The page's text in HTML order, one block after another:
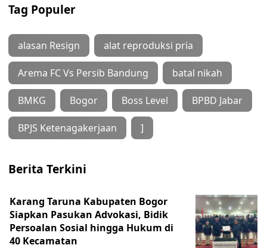
Tag Populer
alasan Resign alat reproduksi pria
Arema FC Vs Persib Bandung batal nikah
BMKG Bogor Boss Level BPBD Jabar
BPJS Ketenagakerjaan ]
Berita Terkini
Karang Taruna Kabupaten Bogor
Siapkan Pasukan Advokasi, Bidik
Persoalan Sosial hingga Hukum di
40 Kecamatan